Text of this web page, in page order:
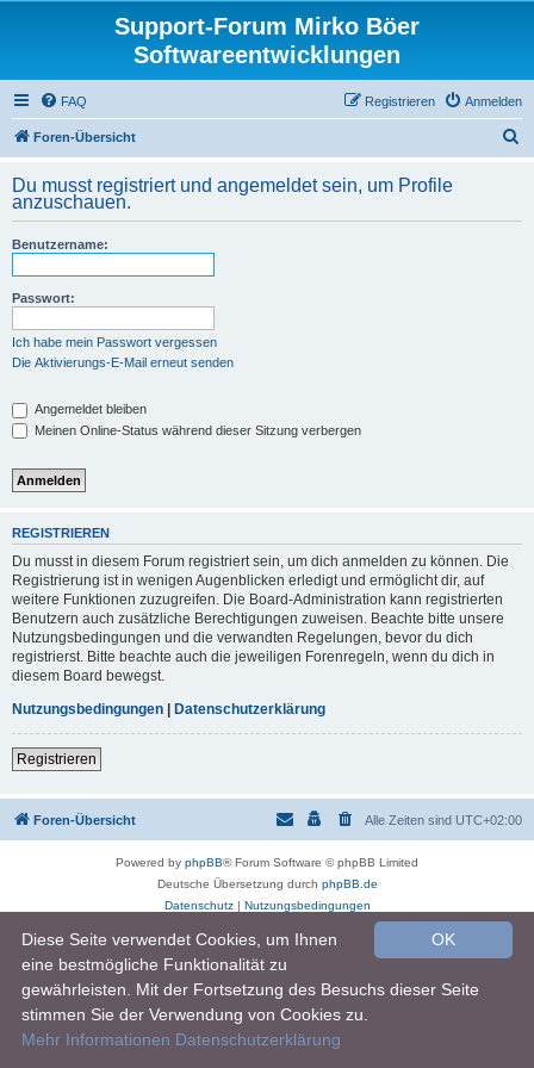
Support-Forum Mirko Böer
Softwareentwicklungen
FAQ Anmelden
Registrieren
Foren-Übersicht
h
Du musst registriert und angemeldet sein, um Profile
anzuschauen.
Benutzername:
Passwort:
Ich habe mein Passwort vergessen
Die Aktivierungs-E-Mail erneut senden
Angemeldet bleiben
Meinen Online-Status während dieser Sitzung verbergen
REGISTRIEREN
Du musst in diesem Forum registriert sein, um dich anmelden zu können. Die
Registrierung ist in wenigen Augenblicken erledigt und ermöglicht dir, auf
weitere Funktionen zuzugreifen. Die Board-Administration kann registrierten
Benutzern auch zusätzliche Berechtigungen zuweisen. Beachte bitte unsere
Nutzungsbedingungen und die verwandten Regelungen, bevor du dich
registrierst. Bitte beachte auch die jeweiligen Forenregeln, wenn du dich in
diesem Board bewegst.
Nutzungsbedingungen | Datenschutzerklärung
Registrieren
Foren-Übersicht Alle Zeiten sind UTC+02:00
Powered by phpBB® Forum Software © phpBB Limited
Deutsche Übersetzung durch phpBB.de
Datenschutz| Nutzungsbedingungen
OK
Diese Seite verwendet Cookies, um Ihnen
eine bestmögliche Funktionalität zu
gewährleisten. Mit der Fortsetzung des Besuchs dieser Seite
stimmen Sie der Verwendung von Cookies zu.
Mehr Informationen Datenschutzerklärung